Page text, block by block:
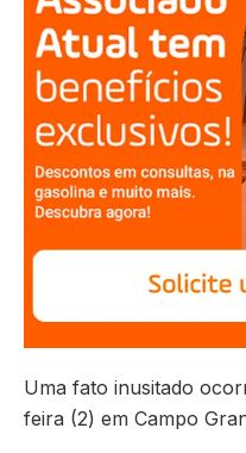
Uma fato inusitado
feira (2) em Campo